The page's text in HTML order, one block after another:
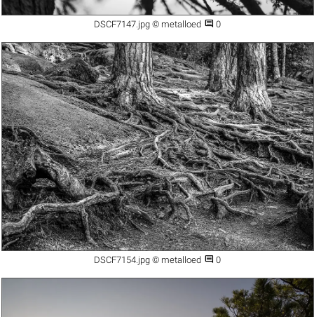
DSCF7147.jpg © metalloed  0
DSCF7154.jpg © metalloed  0